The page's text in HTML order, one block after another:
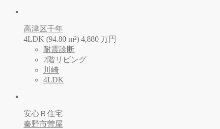
高津区千年
4LDK (94.80 m²) 4,880 万円
耐震診断
2階リビング
川崎
4LDK
安心Ｒ住宅
秦野市曽屋